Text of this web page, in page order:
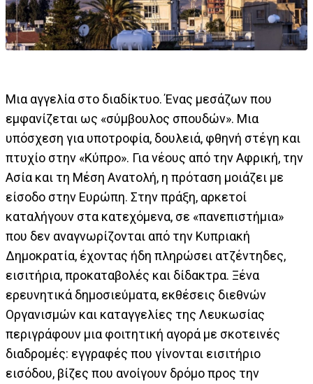
Μια αγγελία στο διαδίκτυο. Ένας μεσάζων που
εμφανίζεται ως «σύμβουλος σπουδών». Μια
υπόσχεση για υποτροφία, δουλειά, φθηνή στέγη και
πτυχίο στην «Κύπρο». Για νέους από την Αφρική, την
Ασία και τη Μέση Ανατολή, η πρόταση μοιάζει με
είσοδο στην Ευρώπη. Στην πράξη, αρκετοί
καταλήγουν στα κατεχόμενα, σε «πανεπιστήμια»
που δεν αναγνωρίζονται από την Κυπριακή
Δημοκρατία, έχοντας ήδη πληρώσει ατζέντηδες,
εισιτήρια, προκαταβολές και δίδακτρα. Ξένα
ερευνητικά δημοσιεύματα, εκθέσεις διεθνών
Οργανισμών και καταγγελίες της Λευκωσίας
περιγράφουν μια φοιτητική αγορά με σκοτεινές
διαδρομές: εγγραφές που γίνονται εισιτήριο
εισόδου, βίζες που ανοίγουν δρόμο προς την